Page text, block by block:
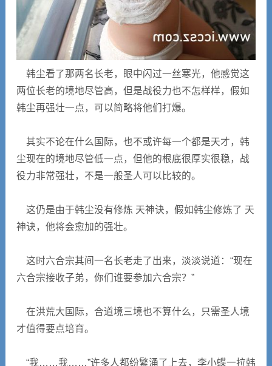
韩尘看了那两名长老，眼中闪过一丝寒光，他感觉这
两位长老的境地尽管高，但是战役力也不怎样样，假如
韩尘再强壮一点，可以简略将他们打爆。
其实不论在什么国际，也不或许每一个都是天才，韩
尘现在的境地尽管低一点，但他的根底很厚实很稳，战
役力非常强壮，不是一般圣人可以比较的。
这仍是由于韩尘没有修炼 天神诀，假如韩尘修炼了 天
神诀，他将会愈加的强壮。
这时六合宗其间一名长老走了出来，淡淡说道：“现在
六合宗接收子弟，你们谁要参加六合宗？”
在洪荒大国际，合道境三境也不算什么，只需圣人境
才值得要点培育。
“我……我……”许多人都纷繁涌了上去，李小蝶一拉韩